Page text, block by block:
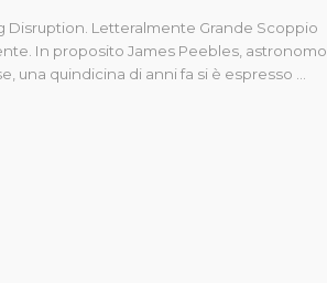
Disruption. Letteralmente Grande Scoppio
In proposito James Peebles, astronomo
una quindicina di anni fa si è espresso …